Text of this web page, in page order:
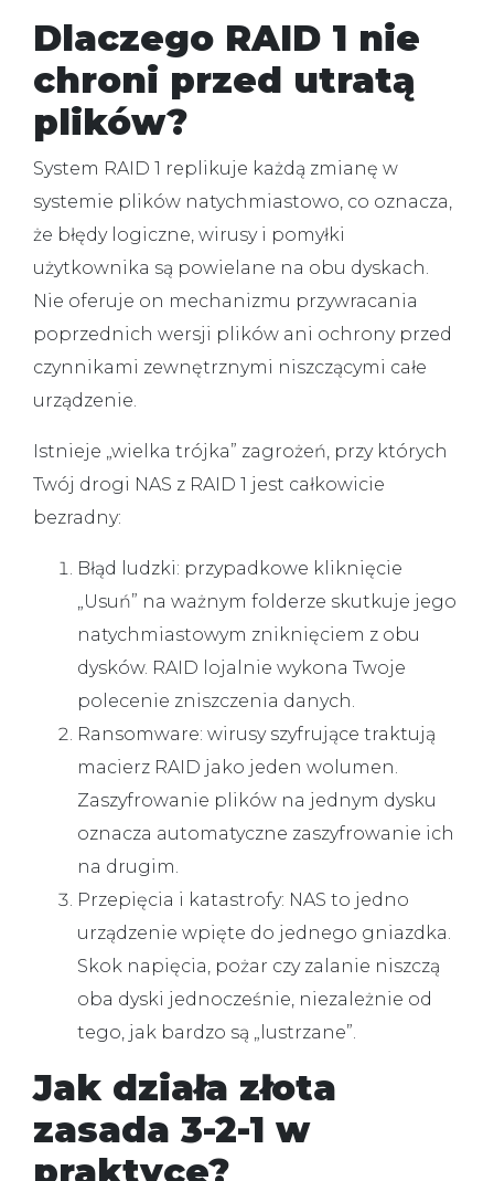
Dlaczego RAID 1 nie
chroni przed utratą
plików?
System RAID 1 replikuje każdą zmianę w
systemie plików natychmiastowo, co oznacza,
że błędy logiczne, wirusy i pomyłki
użytkownika są powielane na obu dyskach.
Nie oferuje on mechanizmu przywracania
poprzednich wersji plików ani ochrony przed
czynnikami zewnętrznymi niszczącymi całe
urządzenie.
Istnieje „wielka trójka” zagrożeń, przy których
Twój drogi NAS z RAID 1 jest całkowicie
bezradny:
Błąd ludzki: przypadkowe kliknięcie
„Usuń” na ważnym folderze skutkuje jego
natychmiastowym zniknięciem z obu
dysków. RAID lojalnie wykona Twoje
polecenie zniszczenia danych.
Ransomware: wirusy szyfrujące traktują
macierz RAID jako jeden wolumen.
Zaszyfrowanie plików na jednym dysku
oznacza automatyczne zaszyfrowanie ich
na drugim.
Przepięcia i katastrofy: NAS to jedno
urządzenie wpięte do jednego gniazdka.
Skok napięcia, pożar czy zalanie niszczą
oba dyski jednocześnie, niezależnie od
tego, jak bardzo są „lustrzane”.
Jak działa złota
zasada 3-2-1 w
praktyce?